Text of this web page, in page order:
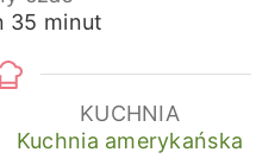
35 minuty
minut
KUCHNIA
Kuchnia amerykańska